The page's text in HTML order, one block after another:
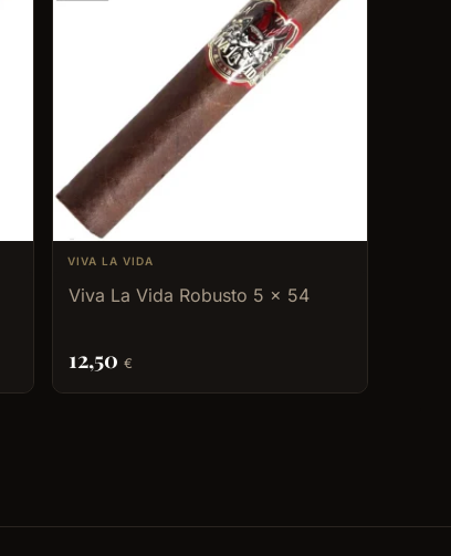
VIVA LA VIDA
Viva La Vida Robusto 5 x 54
12,50 €